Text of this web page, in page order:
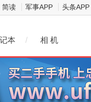
简读 军事APP 头条APP
本 / 相 机